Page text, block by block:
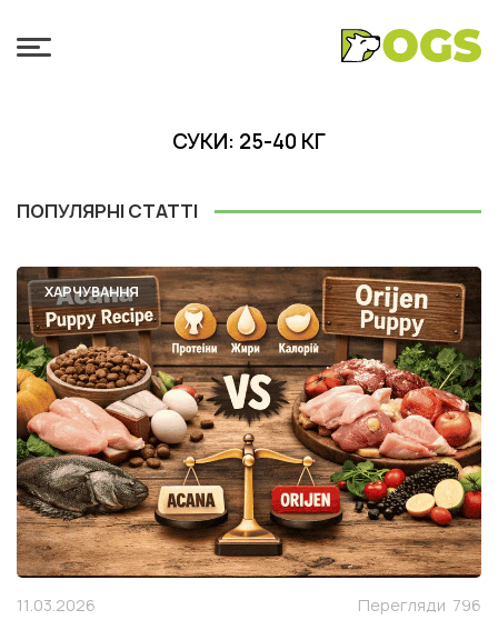
СУКИ: 25-40 КГ
ПОПУЛЯРНІ СТАТТІ
ХАРЧУВАННЯ
11.03.2026 Перегляди 796